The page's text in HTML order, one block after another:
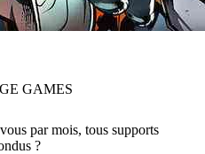
GAMES
par mois, tous supports
?